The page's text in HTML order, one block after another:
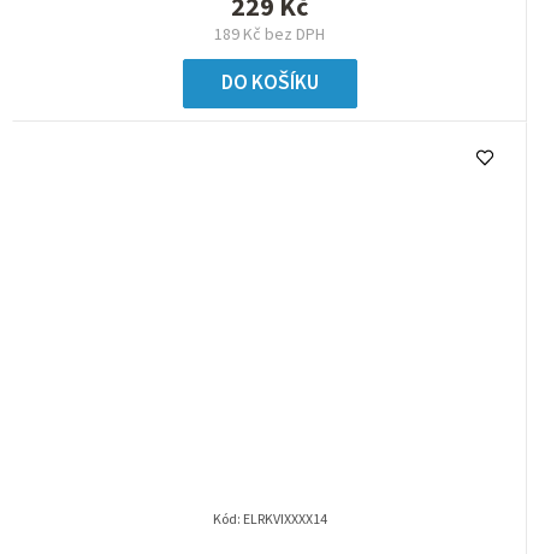
189 Kč bez DPH
DO KOŠÍKU
Kód: ELRKVIXXXX14